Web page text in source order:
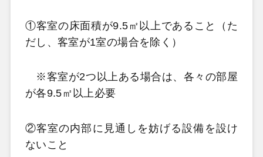
①客室の床面積が9.5㎡以上であること（た
だし、客室が1室の場合を除く）
※客室が2つ以上ある場合は、各々の部屋
が各9.5㎡以上必要
②客室の内部に見通しを妨げる設備を設け
ないこと